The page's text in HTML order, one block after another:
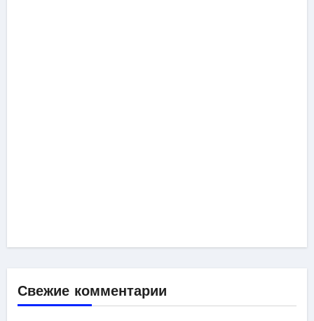
Свежие комментарии